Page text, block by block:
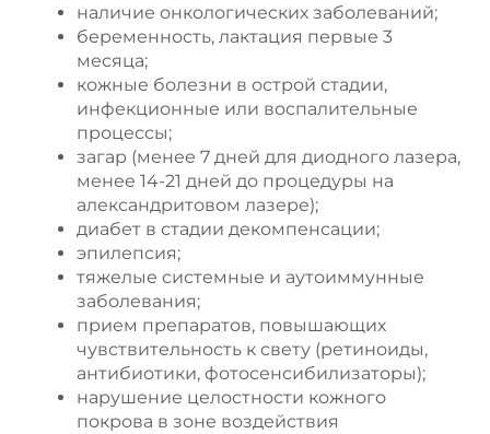
наличие онкологических заболеваний;
беременность, лактация первые 3
месяца;
кожные болезни в острой стадии,
инфекционные или воспалительные
процессы;
загар (менее 7 дней для диодного лазера,
менее 14-21 дней до процедуры на
александритовом лазере);
диабет в стадии декомпенсации;
эпилепсия;
тяжелые системные и аутоиммунные
заболевания;
прием препаратов, повышающих
чувствительность к свету (ретиноиды,
антибиотики, фотосенсибилизаторы);
нарушение целостности кожного
покрова в зоне воздействия